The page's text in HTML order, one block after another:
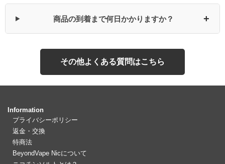
商品の到着まで何日かかりますか？ +
その他よくある質問はこちら
Information
プライバシーポリシー
返金・交換
特商法
BeyondVape Nicについて